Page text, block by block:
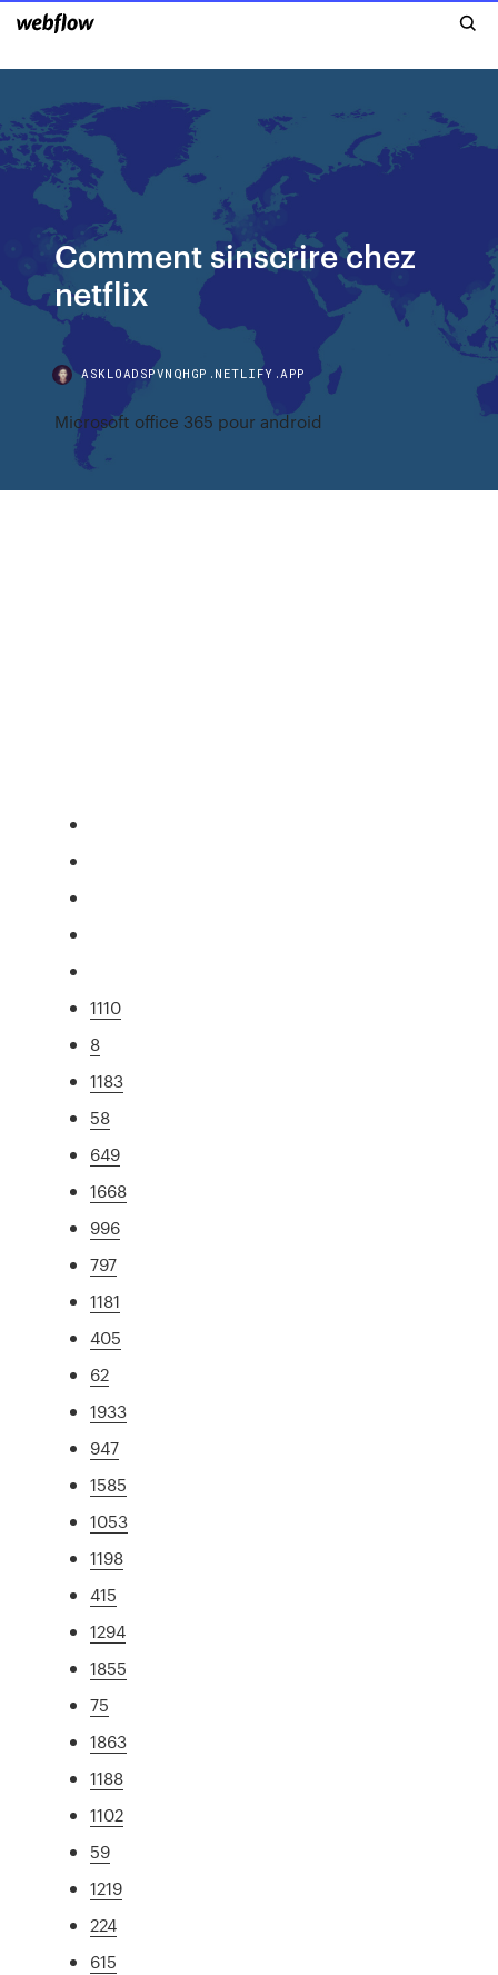
Comment sinscrire chez
netflix
ASKLOADSPVNQHGP.NETLIFY.APP
Microsoft office 365 pour android
1110
8
1183
58
649
1668
996
797
1181
405
62
1933
947
1585
1053
1198
415
1294
1855
75
1863
1188
1102
59
1219
224
615